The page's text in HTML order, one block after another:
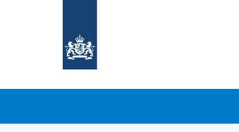
homepage
sdg.rijksoverheid.nl